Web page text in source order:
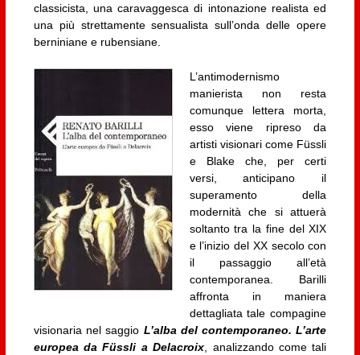
classicista, una caravaggesca di intonazione realista ed
una più strettamente sensualista sull’onda delle opere
berniniane e rubensiane.
L’antimodernismo
manierista non resta
comunque lettera morta,
esso viene ripreso da
artisti visionari come Füssli
e Blake che, per certi
versi, anticipano il
superamento della
modernità che si attuerà
soltanto tra la fine del XIX
e l’inizio del XX secolo con
il passaggio all’età
contemporanea. Barilli
affronta in maniera
dettagliata tale compagine
visionaria nel saggio L’alba del contemporaneo. L’arte
europea da Füssli a Delacroix , analizzando come tali